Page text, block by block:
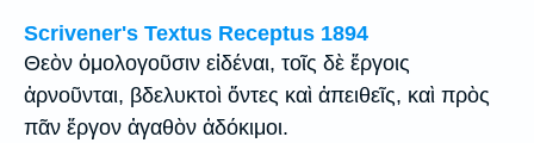
Scrivener's Textus Receptus 1894
Θεὸν ὁμολογοῦσιν εἰδέναι, τοῖς δὲ ἔργοις
ἀρνοῦνται, βδελυκτοὶ ὄντες καὶ ἀπειθεῖς, καὶ πρὸς
πᾶν ἔργον ἀγαθὸν ἀδόκιμοι.